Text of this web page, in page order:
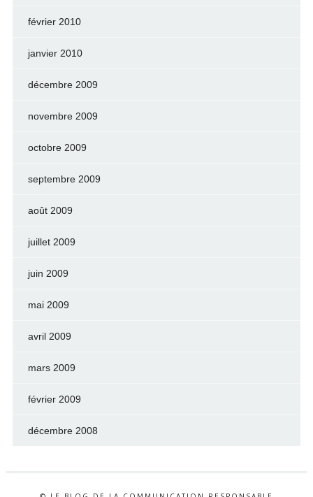
février 2010
janvier 2010
décembre 2009
novembre 2009
octobre 2009
septembre 2009
août 2009
juillet 2009
juin 2009
mai 2009
avril 2009
mars 2009
février 2009
décembre 2008